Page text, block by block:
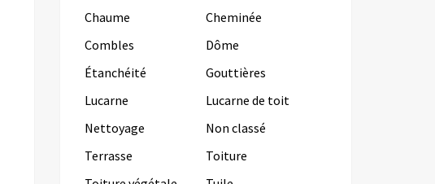
Chaume
Cheminée
Combles
Dôme
Étanchéité
Gouttières
Lucarne
Lucarne de toit
Nettoyage
Non classé
Terrasse
Toiture